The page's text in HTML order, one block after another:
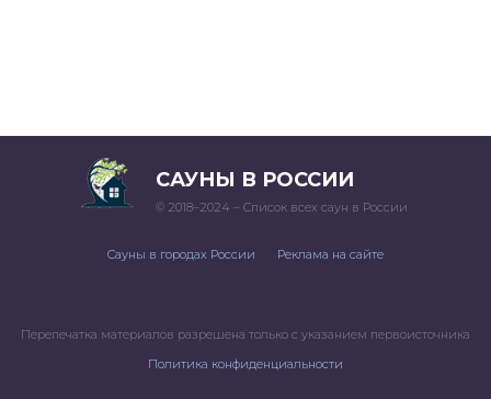
САУНЫ В РОССИИ
© 2018–2024 – Список всех саун в России
Сауны в городах России Реклама на сайте
Перепечатка материалов разрешена только с указанием первоисточника
Политика конфиденциальности